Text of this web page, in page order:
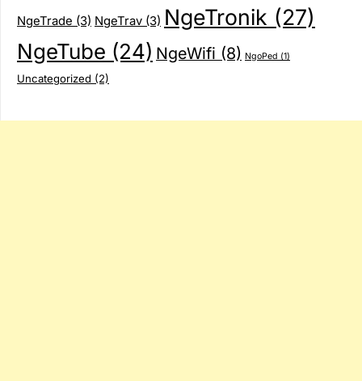
NgeTrade (3) NgeTrav (3) NgeTronik (27)
NgeTube (24) NgeWifi (8) NgoPed (1)
Uncategorized (2)